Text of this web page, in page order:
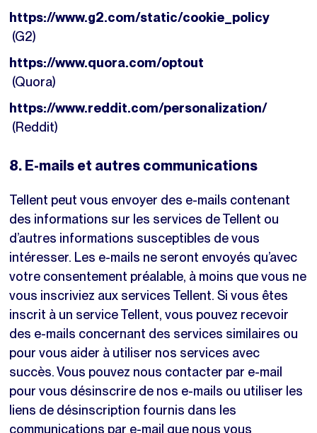
https://www.g2.com/static/cookie_policy
(G2)
https://www.quora.com/optout
(Quora)
https://www.reddit.com/personalization/
(Reddit)
8. E-mails et autres communications
Tellent peut vous envoyer des e-mails contenant
des informations sur les services de Tellent ou
d’autres informations susceptibles de vous
intéresser. Les e-mails ne seront envoyés qu’avec
votre consentement préalable, à moins que vous ne
vous inscriviez aux services Tellent. Si vous êtes
inscrit à un service Tellent, vous pouvez recevoir
des e-mails concernant des services similaires ou
pour vous aider à utiliser nos services avec
succès. Vous pouvez nous contacter par e-mail
pour vous désinscrire de nos e-mails ou utiliser les
liens de désinscription fournis dans les
communications par e-mail que nous vous